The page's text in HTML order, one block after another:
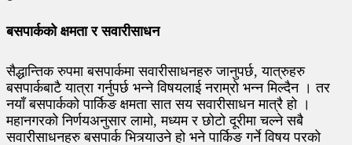
बसपार्कको क्षमता र सवारीसाधन
सैद्धान्तिक रुपमा बसपार्कमा सवारीसाधनहरु जानुपर्छ, यात्रुहरु
बसपार्कबाटै यात्रा गर्नुपर्छ भन्ने विषयलाई नराम्रो भन्न मिल्दैन । तर
नयाँ बसपार्कको पार्किङ क्षमता सात सय सवारीसाधन मात्रै हो ।
महानगरको निर्णयअनुसार लामो, मध्यम र छोटो दूरीमा चल्ने सबै
सवारीसाधनहरु बसपार्क भित्र्याउने हो भने पार्किङ गर्ने विषय परको